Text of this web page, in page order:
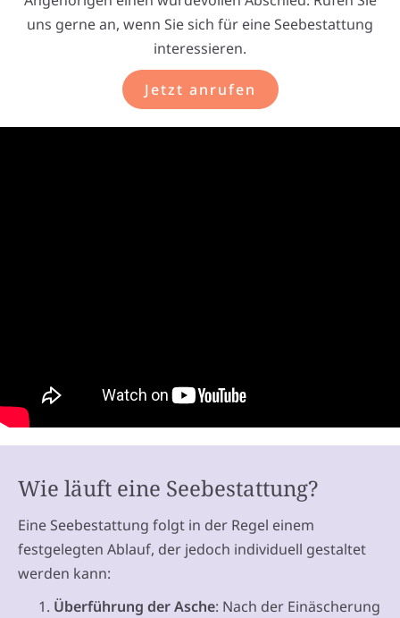
uns gerne an, wenn Sie sich für eine Seebestattung
interessieren.
Jetzt anrufen
Wie läuft eine Seebestattung?
Eine Seebestattung folgt in der Regel einem
festgelegten Ablauf, der jedoch individuell gestaltet
werden kann:
Überführung der Asche: Nach der Einäscherung